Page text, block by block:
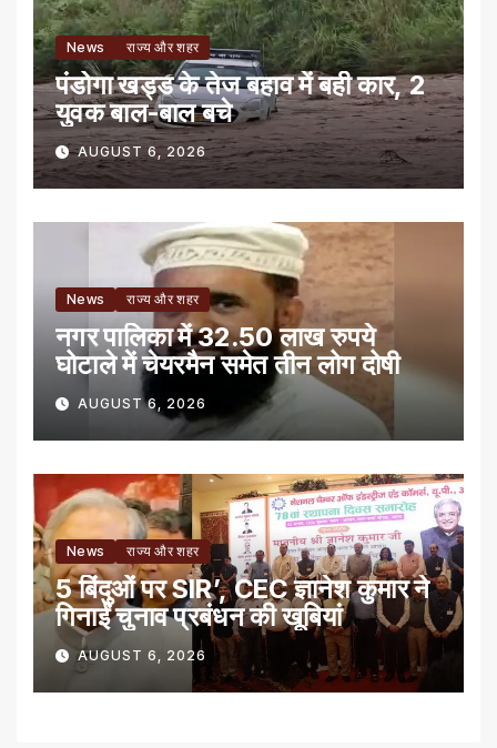
News राज्य और शहर
पंडोगा खड्ड के तेज बहाव में बही कार, 2
युवक बाल-बाल बचे
AUGUST 6, 2026
News राज्य और शहर
नगर पालिका में 32.50 लाख रुपये
घोटाले में चेयरमैन समेत तीन लोग दोषी
AUGUST 6, 2026
News राज्य और शहर
5 बिंदुओं पर SIR’, CEC ज्ञानेश कुमार ने
गिनाईं चुनाव प्रबंधन की खूबियां
AUGUST 6, 2026